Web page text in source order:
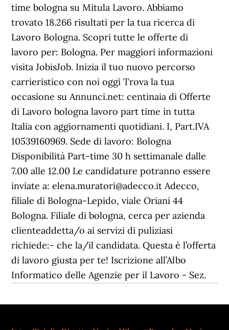
time bologna su Mitula Lavoro. Abbiamo
trovato 18.266 risultati per la tua ricerca di
Lavoro Bologna. Scopri tutte le offerte di
lavoro per: Bologna. Per maggiori informazioni
visita JobisJob. Inizia il tuo nuovo percorso
carrieristico con noi oggi Trova la tua
occasione su Annunci.net: centinaia di Offerte
di Lavoro bologna lavoro part time in tutta
Italia con aggiornamenti quotidiani. I, Part.IVA
10539160969. Sede di lavoro: Bologna
Disponibilità Part-time 30 h settimanale dalle
7.00 alle 12.00 Le candidature potranno essere
inviate a: elena.muratori@adecco.it Adecco,
filiale di Bologna-Lepido, viale Oriani 44
Bologna. Filiale di bologna, cerca per azienda
clienteaddetta/o ai servizi di puliziasi
richiede:- che la/il candidata. Questa è l’offerta
di lavoro giusta per te! Iscrizione all’Albo
Informatico delle Agenzie per il Lavoro - Sez.